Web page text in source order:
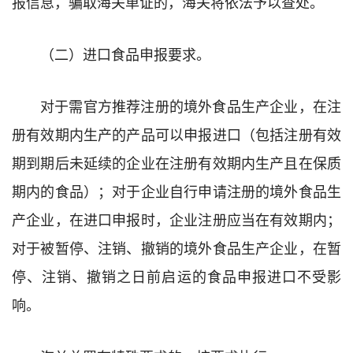
（二）进口食品申报要求。
对于需官方推荐注册的境外食品生产企业，在注
册有效期内生产的产品可以申报进口（包括注册有效
期到期后未延续的企业在注册有效期内生产且在保质
期内的食品）；对于企业自行申请注册的境外食品生
产企业，在进口申报时，企业注册应当在有效期内；
对于被暂停、注销、撤销的境外食品生产企业，在暂
停、注销、撤销之日前启运的食品申报进口不受影
响。